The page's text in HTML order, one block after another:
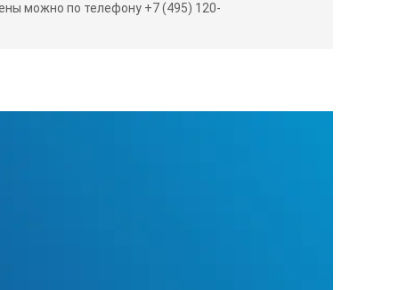
можно по телефону +7 (495) 120-